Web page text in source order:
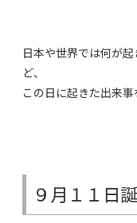
日本や世界では何が
ど、
この日に起きた出来事
９月１１日